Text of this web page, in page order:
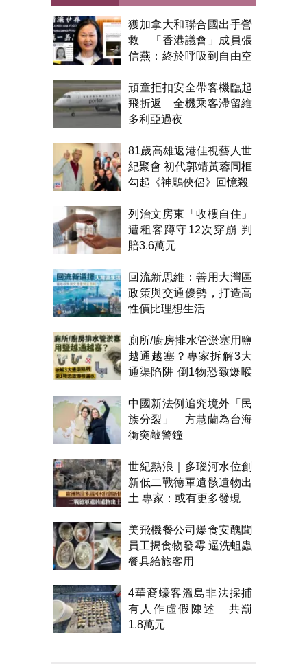
獲加拿大和聯合國出手營
救 「香港議會」成員張
信燕：終於呼吸到自由空
頑童拒扣安全帶客機臨起
飛折返 全機乘客滯留維
多利亞過夜
81歲高雄返港佳視藝人世
紀聚會 初代郭靖黃蓉同框
勾起《神鵰俠侶》回憶殺
列治文房東「收樓自住」
遭租客蹲守12次穿崩 判
賠3.6萬元
回流新思維：善用大灣區
政策與交通優勢，打造高
性價比理想生活
廁所/廚房排水管淤塞用鹽
越通越塞？專家拆解3大
通渠陷阱 倒1物恐致爆喉
中國新法例追究境外「民
族分裂」 方慧蘭為台海
衝突敲警鐘
世紀熱浪｜多瑙河水位創
新低二戰德軍遺骸遺物出
土 專家：或有更多發現
美飛機餐公司爆食安醜聞
員工揭食物發霉 逼洗蛆蟲
餐具給旅客用
4華裔蠔客溫島非法採捕
有人作虛假陳述 共罰
1.8萬元